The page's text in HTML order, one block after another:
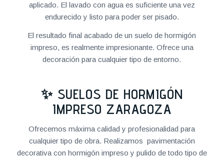
aplicado. El lavado con agua es suficiente una vez
endurecido y listo para poder ser pisado.
El resultado final acabado de un suelo de hormigón
impreso, es realmente impresionante. Ofrece una
decoración para cualquier tipo de entorno.
✨ SUELOS DE HORMIGÓN
IMPRESO ZARAGOZA
Ofrecemos máxima calidad y profesionalidad para
cualquier tipo de obra. Realizamos pavimentación
decorativa con hormigón impreso y pulido de todo tipo de